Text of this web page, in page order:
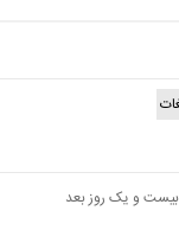
بیست و یک روز بعد